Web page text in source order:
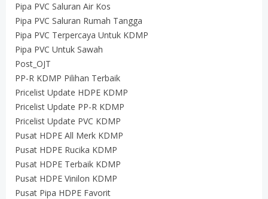
Pipa PVC Saluran Air Kos
Pipa PVC Saluran Rumah Tangga
Pipa PVC Terpercaya Untuk KDMP
Pipa PVC Untuk Sawah
Post_OJT
PP-R KDMP Pilihan Terbaik
Pricelist Update HDPE KDMP
Pricelist Update PP-R KDMP
Pricelist Update PVC KDMP
Pusat HDPE All Merk KDMP
Pusat HDPE Rucika KDMP
Pusat HDPE Terbaik KDMP
Pusat HDPE Vinilon KDMP
Pusat Pipa HDPE Favorit